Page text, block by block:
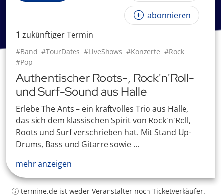
abonnieren
1 zukünftigerTermin
#Band #TourDates #LiveShows #Konzerte #Rock
#Pop
Authentischer Roots-, Rock'n'Roll-
und Surf-Sound aus Halle
Erlebe The Ants – ein kraftvolles Trio aus Halle,
das sich dem klassischen Spirit von Rock'n'Roll,
Roots und Surf verschrieben hat. Mit Stand Up-
Drums, Bass und Gitarre sowie ...
mehr anzeigen
termine.de ist weder Veranstalter noch Ticketverkäufer.